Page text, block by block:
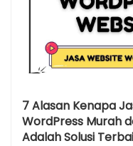
7 Alasan Kenapa
WordPress Murah
Adalah Solusi